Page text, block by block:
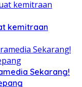
kemitraan
Sekarang!